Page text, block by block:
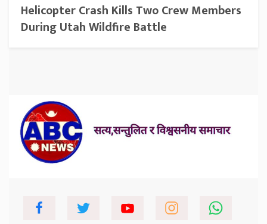
Helicopter Crash Kills Two Crew Members
During Utah Wildfire Battle